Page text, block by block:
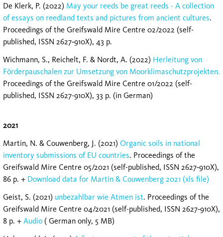
De Klerk, P. (2022) May your reeds be great reeds - A collection
of essays on reedland texts and pictures from ancient cultures.
Proceedings of the Greifswald Mire Centre 02/2022 (self-
published, ISSN 2627‐910X), 43 p.
Wichmann, S., Reichelt, F. & Nordt, A. (2022) Herleitung von
Förderpauschalen zur Umsetzung von Moorklimaschutzprojekten.
Proceedings of the Greifswald Mire Centre 01/2022 (self-
published, ISSN 2627-910X), 33 p. (in German)
2021
Martin, N. & Couwenberg, J. (2021) Organic soils in national
inventory submissions of EU countries. Proceedings of the
Greifswald Mire Centre 05/2021 (self-published, ISSN 2627‐910X),
86 p. + Download data for Martin & Couwenberg 2021 (xls file)
Geist, S. (2021) unbezahlbar wie Atmen ist. Proceedings of the
Greifswald Mire Centre 04/2021 (self-published, ISSN 2627‐910X),
8 p. + Audio ( German only, 5 MB)